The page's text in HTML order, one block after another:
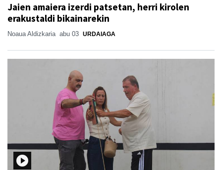
Jaien amaiera izerdi patsetan, herri kirolen
erakustaldi bikainarekin
Noaua Aldizkaria abu 03 URDAIAGA